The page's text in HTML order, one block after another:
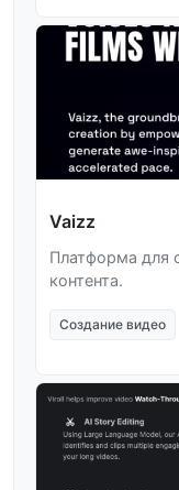
Vaizz
Платформа для
контента.
Создание видео